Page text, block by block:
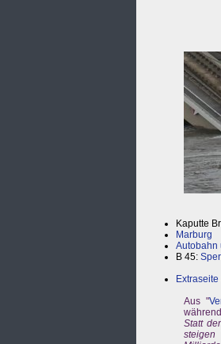
Kaputte
Marburg
Autobahn
B 45:
Aus "
Statt
steigen